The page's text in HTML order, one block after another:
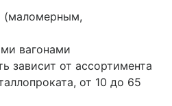
(маломерным,
вагонами
зависит от ассортимента
от 10 до 65